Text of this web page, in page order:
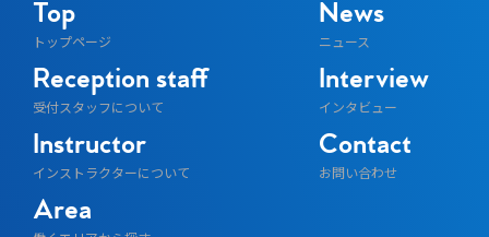
Top
トップページ
News
ニュース
Reception staff
受付スタッフについて
Interview
インタビュー
Instructor
インストラクターについて
Contact
お問い合わせ
Area